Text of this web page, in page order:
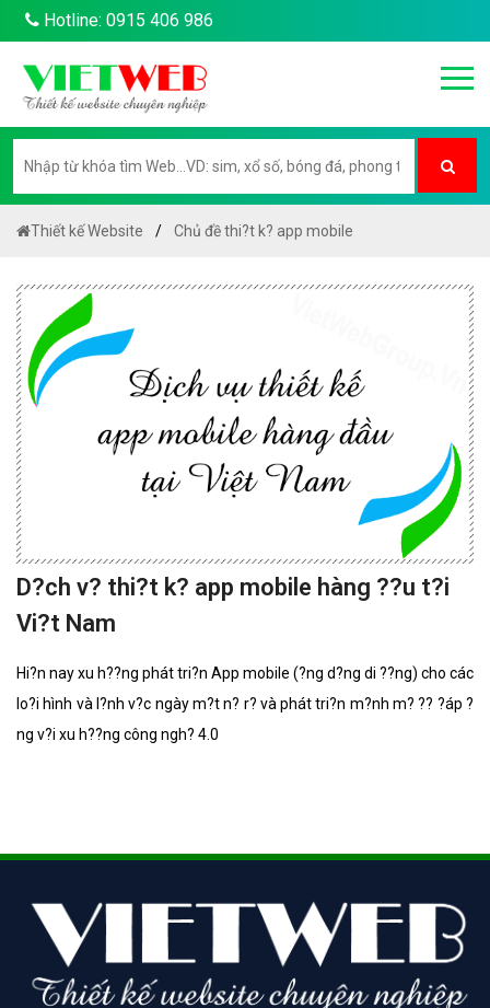
Hotline: 0915 406 986
Thiết kế Website Chủ đề thi?t k? app mobile
D?ch v? thi?t k? app mobile hàng ??u t?i
Vi?t Nam
Hi?n nay xu h??ng phát tri?n App mobile (?ng d?ng di ??ng) cho các
lo?i hình và l?nh v?c ngày m?t n? r? và phát tri?n m?nh m? ?? ?áp ?
ng v?i xu h??ng công ngh? 4.0